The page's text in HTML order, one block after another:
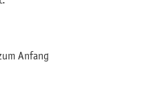
Anfang